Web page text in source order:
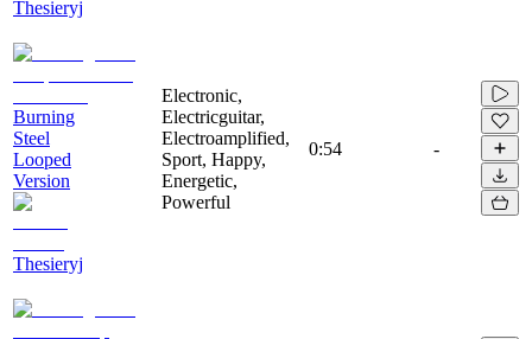
Thesieryj
Burning
Steel
Looped
Version
Thesieryj
Electronic,
Electricguitar,
Electroamplified,
Sport, Happy,
Energetic,
Powerful
0:54 -